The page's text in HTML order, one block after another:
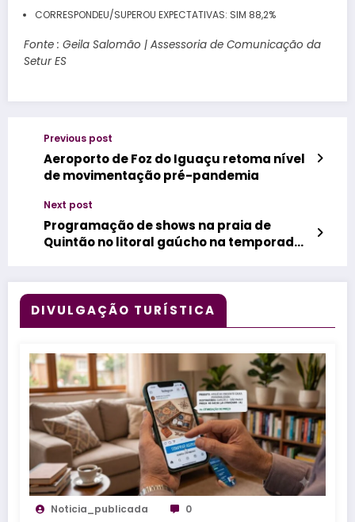
CORRESPONDEU/SUPEROU EXPECTATIVAS: SIM 88,2%
Fonte : Geila Salomão | Assessoria de Comunicação da
Setur ES
Previous post
Aeroporto de Foz do Iguaçu retoma nível
de movimentação pré-pandemia
Next post
Programação de shows na praia de
Quintão no litoral gaúcho na temporada
DIVULGAÇÃO TURÍSTICA
Noticia_publicada 0